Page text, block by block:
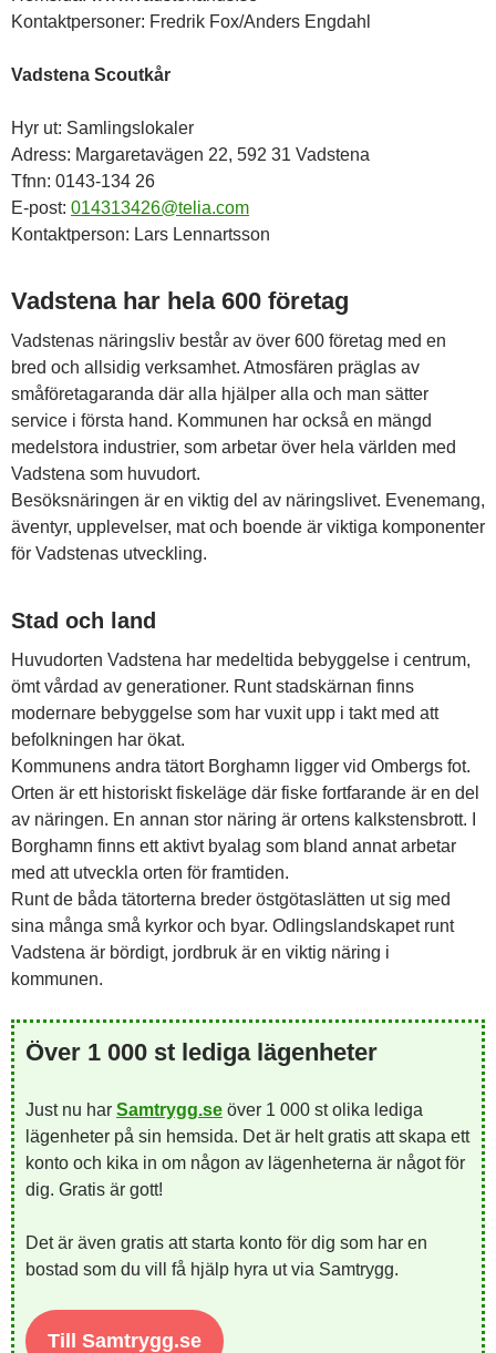
Kontaktpersoner: Fredrik Fox/Anders Engdahl
Vadstena Scoutkår
Hyr ut: Samlingslokaler
Adress: Margaretavägen 22, 592 31 Vadstena
Tfnn: 0143-134 26
E-post: 014313426@telia.com
Kontaktperson: Lars Lennartsson
Vadstena har hela 600 företag
Vadstenas näringsliv består av över 600 företag med en
bred och allsidig verksamhet. Atmosfären präglas av
småföretagaranda där alla hjälper alla och man sätter
service i första hand. Kommunen har också en mängd
medelstora industrier, som arbetar över hela världen med
Vadstena som huvudort.
Besöksnäringen är en viktig del av näringslivet. Evenemang,
äventyr, upplevelser, mat och boende är viktiga komponenter
för Vadstenas utveckling.
Stad och land
Huvudorten Vadstena har medeltida bebyggelse i centrum,
ömt vårdad av generationer. Runt stadskärnan finns
modernare bebyggelse som har vuxit upp i takt med att
befolkningen har ökat.
Kommunens andra tätort Borghamn ligger vid Ombergs fot.
Orten är ett historiskt fiskeläge där fiske fortfarande är en del
av näringen. En annan stor näring är ortens kalkstensbrott. I
Borghamn finns ett aktivt byalag som bland annat arbetar
med att utveckla orten för framtiden.
Runt de båda tätorterna breder östgötaslätten ut sig med
sina många små kyrkor och byar. Odlingslandskapet runt
Vadstena är bördigt, jordbruk är en viktig näring i
kommunen.
Över 1 000 st lediga lägenheter
Just nu har Samtrygg.se över 1 000 st olika lediga
lägenheter på sin hemsida. Det är helt gratis att skapa ett
konto och kika in om någon av lägenheterna är något för
dig. Gratis är gott!
Det är även gratis att starta konto för dig som har en
bostad som du vill få hjälp hyra ut via Samtrygg.
Till Samtrygg.se